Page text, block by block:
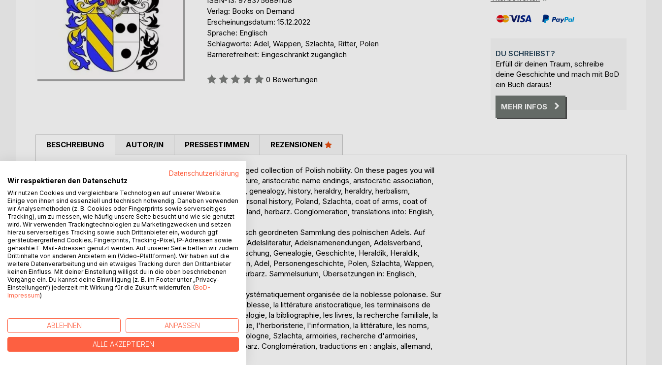
Verlag: Books on Demand
Erscheinungsdatum: 15.12.2022
Sprache: Englisch
Schlagworte: Adel, Wappen, Szlachta, Ritter, Polen
Barrierefreiheit: Eingeschränkt zugänglich
Bewertung::
0 Bewertungen
DU SCHREIBST?
Erfüll dir deinen Traum, schreibe
deine Geschichte und mach mit BoD
ein Buch daraus!
MEHR INFOS
BESCHREIBUNG
This is a hodgepodge of a disorderly, systematically arranged collection of Polish nobility. On these pages you will
learn everything about: descent, nobility, aristocratic literature, aristocratic name endings, aristocratic association,
genealogy, bibliography, books, family research, research, genealogy, history, heraldry, heraldry, herbalism,
information, literature, names, aristocratic files, nobility, personal history, Poland, Szlachta, coat of arms, coat of
arms research, coat of arms literature, nobility, knights, Poland, herbarz. Conglomeration, translations into: English,
German, French.
Dies ist ein Sammelsurium einer ungeordneten, systematisch geordneten Sammlung des polnischen Adels. Auf
diesen Seiten erfahren Sie alles über: Abstammung, Adel, Adelsliteratur, Adelsnamenendungen, Adelsverband,
Genealogie, Bibliographie, Bücher, Familienforschung, Forschung, Genealogie, Geschichte, Heraldik, Heraldik,
Kräuterkunde, Informationen , Literatur, Namen, Adelsakten, Adel, Personengeschichte, Polen, Szlachta, Wappen,
Wappenforschung, Wappenliteratur, Adel, Ritter, Polen, Herbarz. Sammelsurium, Übersetzungen in: Englisch,
Deutsch, Französisch.
Il s'agit d'un méli-mélo d'une collection désordonnée et systématiquement organisée de la noblesse polonaise. Sur
ces pages, vous apprendrez tout sur : l'ascendance, la noblesse, la littérature aristocratique, les terminaisons de
noms aristocratiques, l'association aristocratique, la généalogie, la bibliographie, les livres, la recherche familiale, la
recherche, la généalogie, l'histoire, l'héraldique, l'heraldique, l'herboristerie, l'information, la littérature, les noms,
dossiers aristocratiques, noblesse, histoire personnelle, Pologne, Szlachta, armoiries, recherche d'armoiries,
littérature d'armoiries, noblesse, chevaliers, Pologne, herbarz. Conglomération, traductions en : anglais, allemand,
AUTOR/IN PRESSESTIMMEN REZENSIONEN
Datenschutzerklärung
Wir respektieren den Datenschutz
Wir nutzen Cookies und vergleichbare Technologien auf unserer Website.
Einige von ihnen sind essenziell und technisch notwendig. Daneben verwenden
wir Analysemethoden (z. B. Cookies oder Fingerprints sowie serverseitiges
Tracking), um zu messen, wie häufig unsere Seite besucht und wie sie genutzt
wird. Wir verwenden Trackingtechnologien zu Marketingzwecken und setzen
hierzu serverseitiges Tracking sowie auch Drittanbieter ein, wodurch ggf.
geräteübergreifend Cookies, Fingerprints, Tracking-Pixel, IP-Adressen sowie
gehashte E-Mail-Adressen genutzt werden. Auf unserer Seite betten wir zudem
Drittinhalte von anderen Anbietern ein (Video-Plattformen). Wir haben auf die
weitere Datenverarbeitung und ein etwaiges Tracking durch den Drittanbieter
keinen Einfluss. Mit deiner Einstellung willigst du in die oben beschriebenen
Vorgänge ein. Du kannst deine Einwilligung (z. B. im Footer unter „Privacy-
Einstellungen“) jederzeit mit Wirkung für die Zukunft widerrufen. (BoD-
Impressum)
ABLEHNEN ANPASSEN
ALLE AKZEPTIEREN